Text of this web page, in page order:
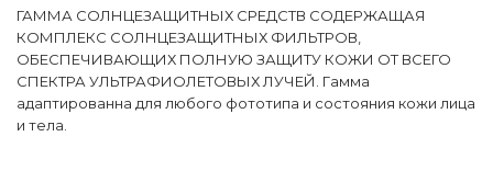
ГАММА СОЛНЦЕЗАЩИТНЫХ СРЕДСТВ СОДЕРЖАЩАЯ
КОМПЛЕКС СОЛНЦЕЗАЩИТНЫХ ФИЛЬТРОВ,
ОБЕСПЕЧИВАЮЩИХ ПОЛНУЮ ЗАЩИТУ КОЖИ ОТ ВСЕГО
СПЕКТРА УЛЬТРАФИОЛЕТОВЫХ ЛУЧЕЙ. Гамма
адаптированна для любого фототипа и состояния кожи лица
и тела.